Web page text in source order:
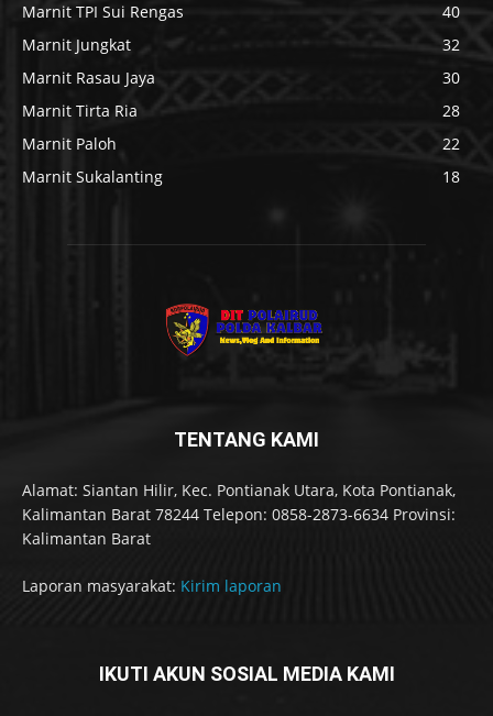
Marnit TPI Sui Rengas
40
Marnit Jungkat
32
Marnit Rasau Jaya
30
Marnit Tirta Ria
28
Marnit Paloh
22
Marnit Sukalanting
18
TENTANG KAMI
Alamat: Siantan Hilir, Kec. Pontianak Utara, Kota Pontianak,
Kalimantan Barat 78244 Telepon: 0858-2873-6634 Provinsi:
Kalimantan Barat
Laporan masyarakat: Kirim laporan
IKUTI AKUN SOSIAL MEDIA KAMI